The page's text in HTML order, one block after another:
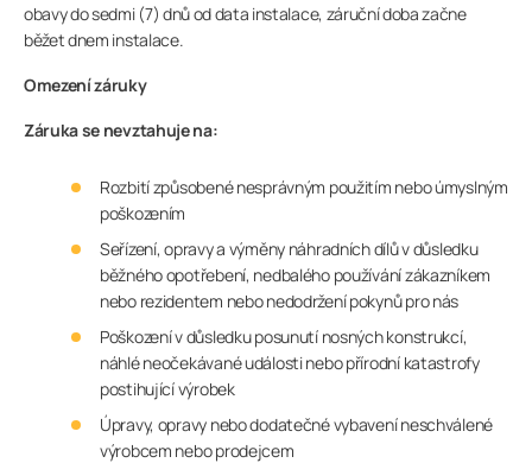
obavy do sedmi (7) dnů od data instalace, záruční doba začne
běžet dnem instalace.
Omezení záruky
Záruka se nevztahuje na:
Rozbití způsobené nesprávným použitím nebo úmyslným
poškozením
Seřízení, opravy a výměny náhradních dílů v důsledku
běžného opotřebení, nedbalého používání zákazníkem
nebo rezidentem nebo nedodržení pokynů pro nás
Poškození v důsledku posunutí nosných konstrukcí,
náhlé neočekávané události nebo přírodní katastrofy
postihující výrobek
Úpravy, opravy nebo dodatečné vybavení neschválené
výrobcem nebo prodejcem